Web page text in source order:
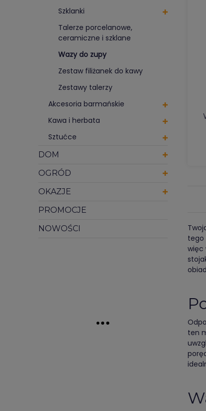
Szklanki
Talerze porcelanowe,
ceramiczne i szklane
Wazy do zupy
Zestaw filiżanek do kawy
Zestawy talerzy
Akcesoria barmańskie
Kawa i herbata
Sztućce
DOM
OGRÓD
OKAZJE
PROMOCJE
NOWOŚCI
tego
więc
ten